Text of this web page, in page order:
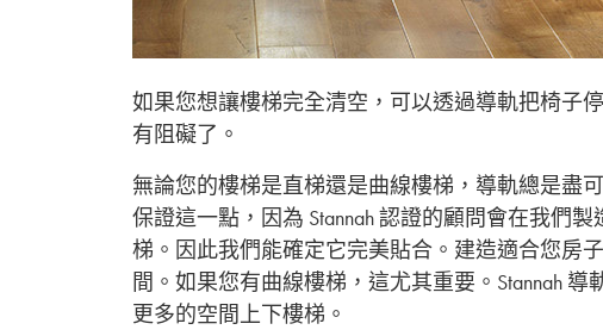
如果您想讓樓梯完全清空，可以透過導軌把椅子
有阻礙了。
無論您的樓梯是直梯還是曲線樓梯，導軌總是盡
保證這一點，因為 Stannah 認證的顧問會在我們
梯。因此我們能確定它完美貼合。建造適合您房
間。如果您有曲線樓梯，這尤其重要。Stannah
更多的空間上下樓梯。